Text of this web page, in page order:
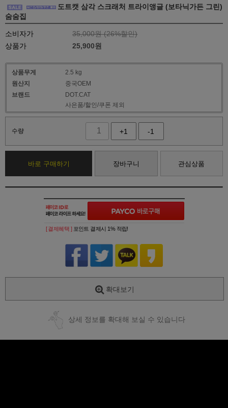
도트캣 삼각 스크래처 트라이앵글 (보타닉가든 그린)
숨숨집
소비자가 35,000원 (26%할인)
상품가
25,900원
상품무게
2.5 kg
원산지
중국OEM
브랜드
DOT.CAT
사은품/할인/쿠폰 제외
수량 +1 -1
바로 구매하기 장바구니 관심상품
[ 결제혜택 ] 포인트 결제시 1% 적립!
확대보기
상세 정보를 확대해 보실 수 있습니다